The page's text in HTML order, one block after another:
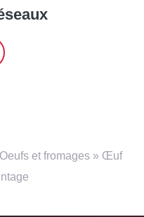
Oeufs et fromages » Œuf